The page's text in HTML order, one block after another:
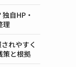
自HP・
理
れやすく
策と根拠